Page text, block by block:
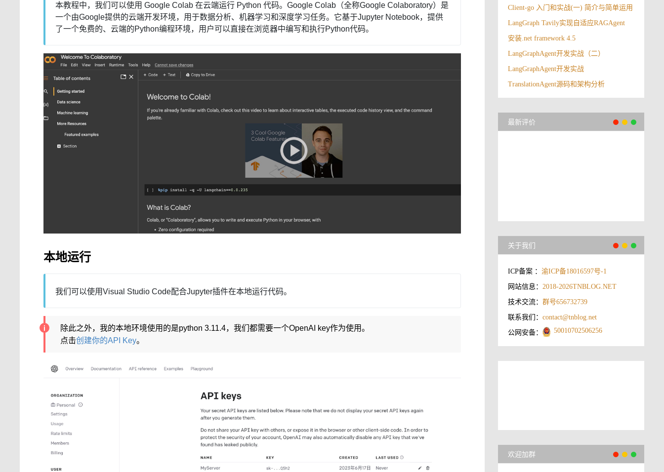
本教程中，我们可以使用 Google Colab 在云端运行 Python 代码。Google Colab（全称Google Colaboratory）是
一个由Google提供的云端开发环境，用于数据分析、机器学习和深度学习任务。它基于Jupyter Notebook，提供
了一个免费的、云端的Python编程环境，用户可以直接在浏览器中编写和执行Python代码。
本地运行
我们可以使用Visual Studio Code配合Jupyter插件在本地运行代码。
除此之外，我的本地环境使用的是python 3.11.4，我们都需要一个OpenAI key作为使用。
点击创建你的API Key。
Client-go 入门和实战(一) 简介与简单运用
LangGraph Tavily实现自适应RAGAgent
安装.net framework 4.5
LangGraphAgent开发实战（二）
LangGraphAgent开发实战
TranslationAgent源码和架构分析
最新评价
关于我们
ICP备案 ：渝ICP备18016597号-1
网站信息：2018-2026TNBLOG.NET
技术交流：群号656732739
联系我们：contact@tnblog.net
公网安备： 50010702506256
欢迎加群